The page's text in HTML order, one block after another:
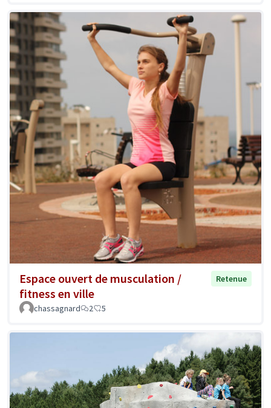
Espace ouvert de musculation /
fitness en ville
Retenue
chassagnard 2 5